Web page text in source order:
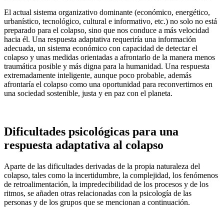
El actual sistema organizativo dominante (económico, energético,
urbanístico, tecnológico, cultural e informativo, etc.) no solo no está
preparado para el colapso, sino que nos conduce a más velocidad
hacia él. Una respuesta adaptativa requeriría una información
adecuada, un sistema económico con capacidad de detectar el
colapso y unas medidas orientadas a afrontarlo de la manera menos
traumática posible y más digna para la humanidad. Una respuesta
extremadamente inteligente, aunque poco probable, además
afrontaría el colapso como una oportunidad para reconvertirnos en
una sociedad sostenible, justa y en paz con el planeta.
Dificultades psicológicas para una
respuesta adaptativa al colapso
Aparte de las dificultades derivadas de la propia naturaleza del
colapso, tales como la incertidumbre, la complejidad, los fenómenos
de retroalimentación, la impredecibilidad de los procesos y de los
ritmos, se añaden otras relacionadas con la psicología de las
personas y de los grupos que se mencionan a continuación.